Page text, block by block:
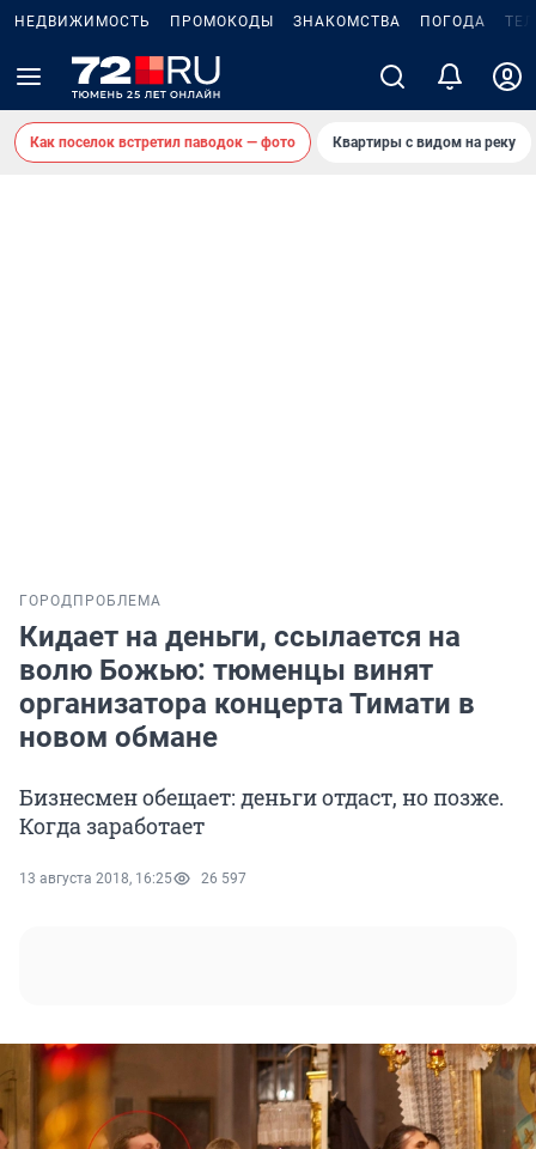
НЕДВИЖИМОСТЬ ПРОМОКОДЫ ЗНАКОМСТВА ПОГОДА
Как поселок встретил паводок — фото Квартиры с видом на реку
ГОРОД ПРОБЛЕМА
Кидает на деньги, ссылается на
волю Божью: тюменцы винят
организатора концерта Тимати в
новом обмане
Бизнесмен обещает: деньги отдаст, но позже.
Когда заработает
13 августа 2018, 16:25 26 597